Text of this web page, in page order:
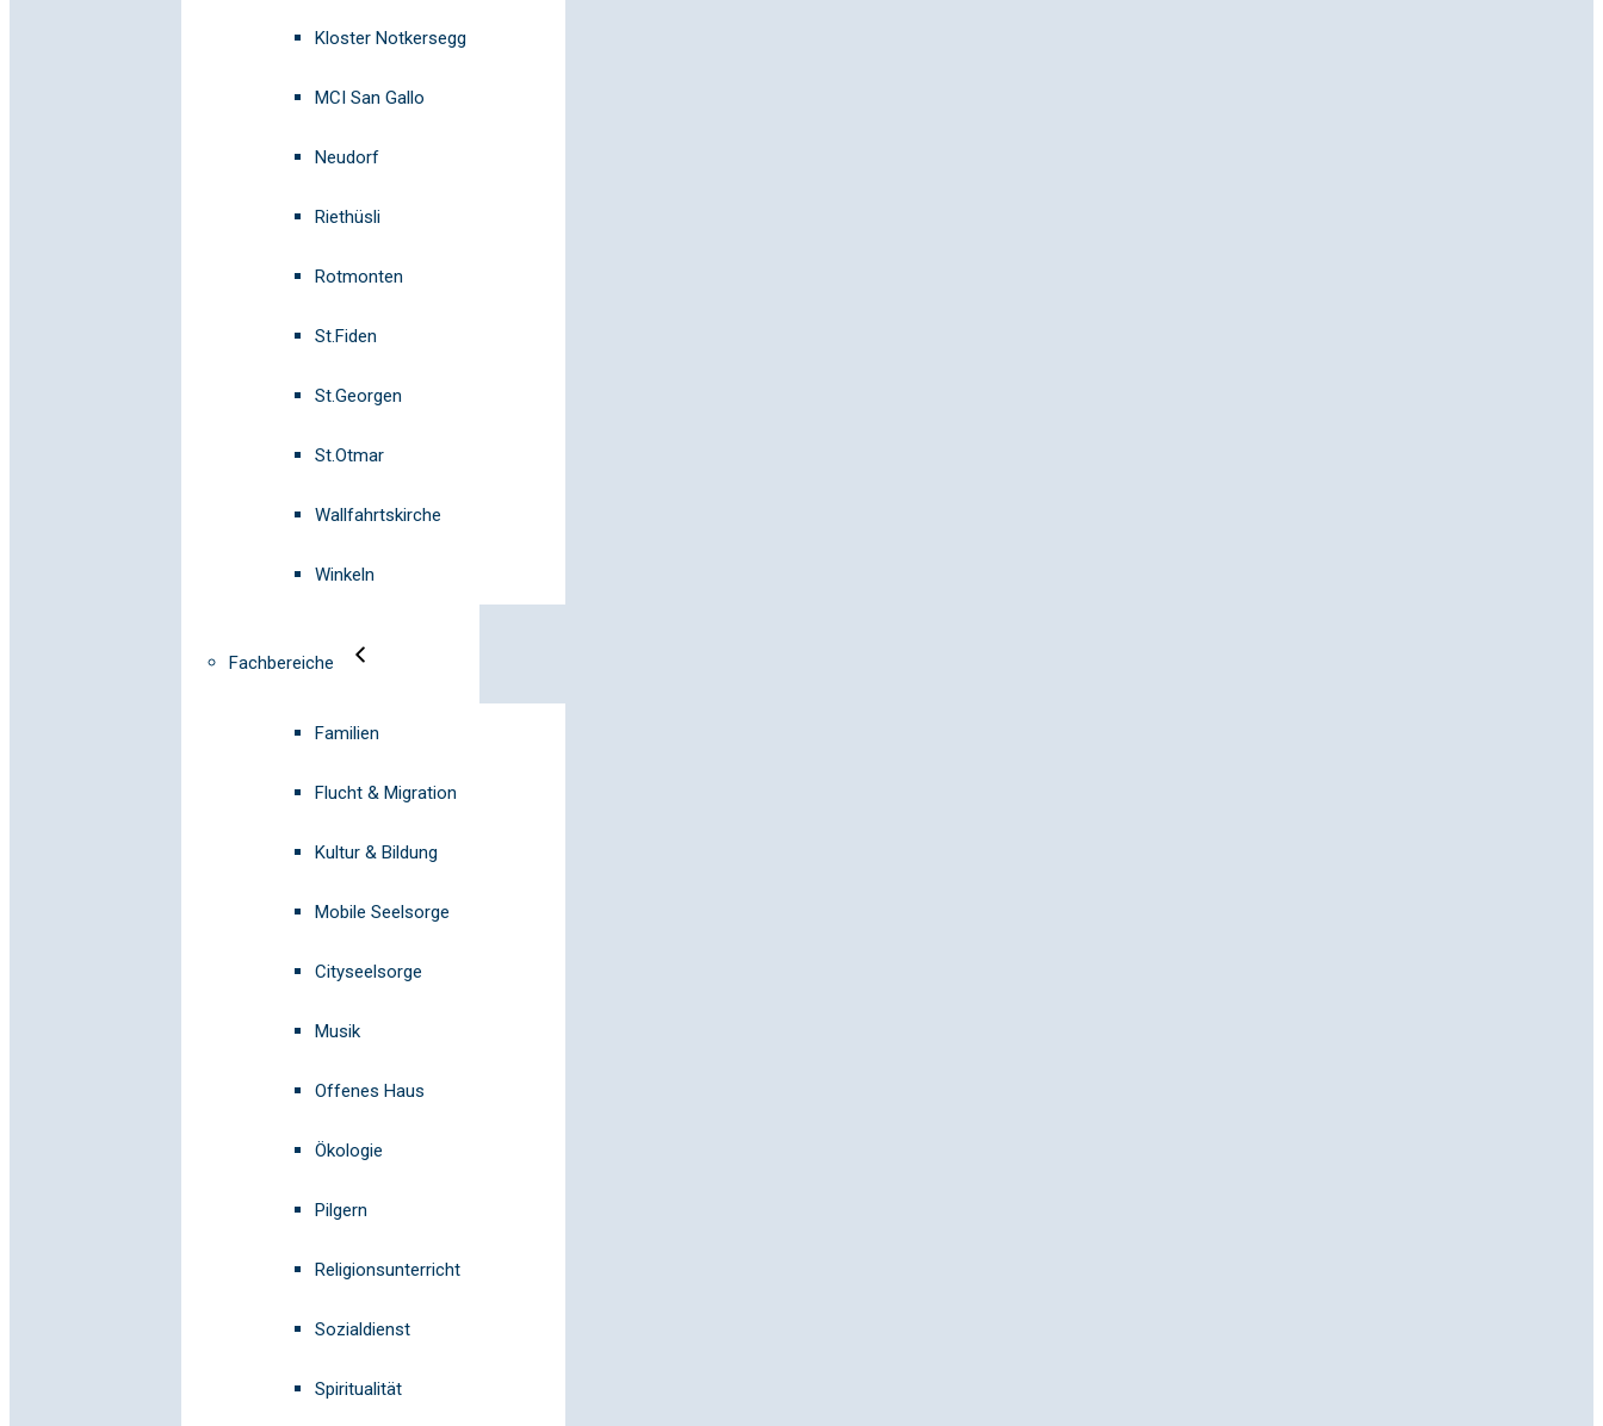
Kloster Notkersegg
MCI San Gallo
Neudorf
Riethüsli
Rotmonten
St.Fiden
St.Georgen
St.Otmar
Wallfahrtskirche
Winkeln
Fachbereiche
Familien
Flucht & Migration
Kultur & Bildung
Mobile Seelsorge
Cityseelsorge
Musik
Offenes Haus
Ökologie
Pilgern
Religionsunterricht
Sozialdienst
Spiritualität